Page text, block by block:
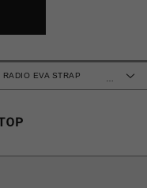
RADIO EVA STRAP